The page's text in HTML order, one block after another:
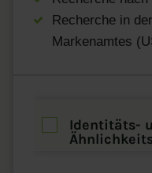
Recherche in
Markenamtes
Identitäts-